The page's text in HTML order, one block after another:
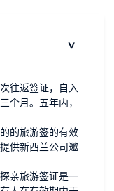
往返签证，自入
个月。五年内，
的旅游签的有效
供新西兰公司邀
亲旅游签证是一